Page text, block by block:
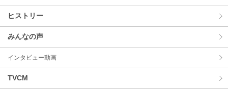
ヒストリー
みんなの声
インタビュー動画
TVCM